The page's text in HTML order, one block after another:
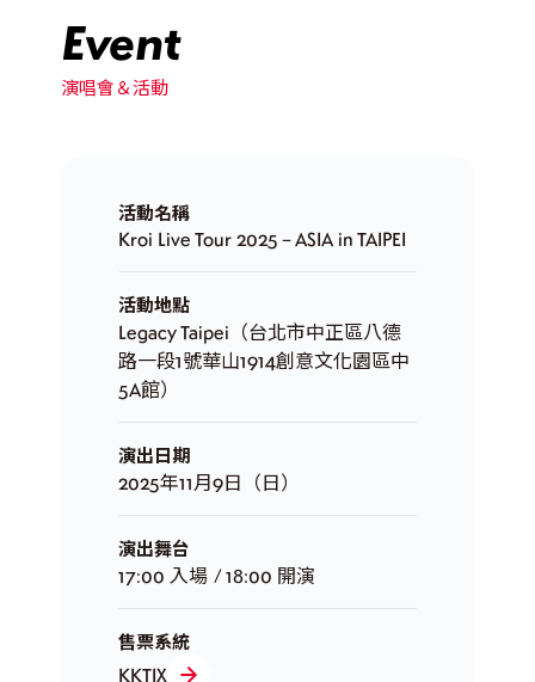
Event
演唱會＆活動
活動名稱
Kroi Live Tour 2025 – ASIA in TAIPEI
活動地點
Legacy Taipei（台北市中正區八德
路一段1號華山1914創意文化園區中
5A館）
演出日期
2025年11月9日（日）
演出舞台
17:00 入場 / 18:00 開演
售票系統
KKTIX